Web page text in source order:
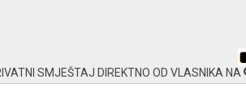
SMJEŠTAJ DIREKTNO OD VLASNIKA NA